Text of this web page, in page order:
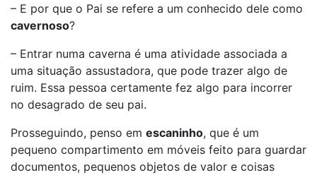
– E por que o Pai se refere a um conhecido dele como
cavernoso?
– Entrar numa caverna é uma atividade associada a
uma situação assustadora, que pode trazer algo de
ruim. Essa pessoa certamente fez algo para incorrer
no desagrado de seu pai.
Prosseguindo, penso em escaninho, que é um
pequeno compartimento em móveis feito para guardar
documentos, pequenos objetos de valor e coisas